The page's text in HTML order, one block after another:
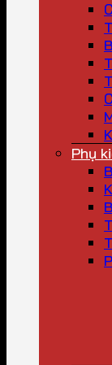
Phụ